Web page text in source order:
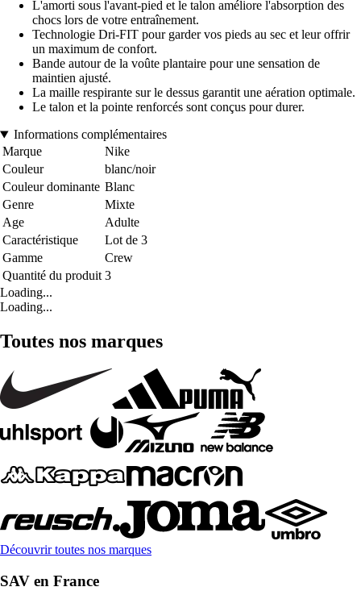
L'amorti sous l'avant-pied et le talon améliore l'absorption des
chocs lors de votre entraînement.
Technologie Dri-FIT pour garder vos pieds au sec et leur offrir
un maximum de confort.
Bande autour de la voûte plantaire pour une sensation de
maintien ajusté.
La maille respirante sur le dessus garantit une aération optimale.
Le talon et la pointe renforcés sont conçus pour durer.
Informations complémentaires
Marque
Nike
Couleur
blanc/noir
Couleur dominante Blanc
Genre
Mixte
Age
Adulte
Caractéristique
Lot de 3
Gamme
Crew
Quantité du produit 3
Loading...
Loading...
Toutes nos marques
Découvrir toutes nos marques
SAV en France